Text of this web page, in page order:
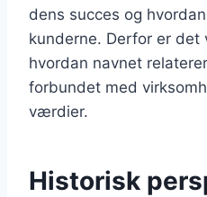
dens succes og
kunderne. Derfor er det
hvordan navnet
forbundet med
værdier.
Historisk